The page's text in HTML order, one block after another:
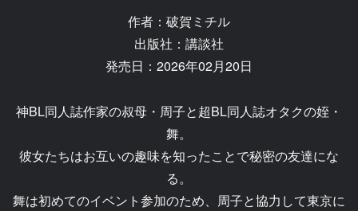
作者：破賀ミチル
出版社：講談社
発売日：2026年02月20日
神BL同人誌作家の叔母・周子と超BL同人誌オタクの姪・
舞。
彼女たちはお互いの趣味を知ったことで秘密の友達にな
る。
舞は初めてのイベント参加のため、周子と協力して東京に